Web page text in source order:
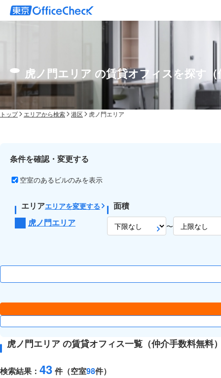
虎ノ門エリア の賃貸オフィスを探す
トップ エリアから検索 港区 虎ノ門エリア
条件を確認・変更する
空室のあるビルのみを表示
エリアエリアを変更する
虎ノ門エリア
面積
〜
虎ノ門エリア の賃貸オフィス一覧（仲介手数料無料
検索結果： 43 件（空室98件）